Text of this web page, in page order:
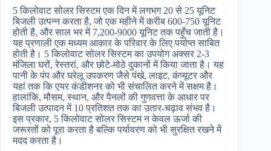
5 किलोवाट सोलर सिस्टम एक दिन में लगभग 20 से 25 यूनिट
बिजली उत्पन्न करता है, जो एक महीने में करीब 600-750 यूनिट
होती है, और साल भर में 7,200-9000 यूनिट तक पहुँच जाती है।
यह प्रणाली एक मध्यम आकार के परिवार के लिए पर्याप्त साबित
होती है। 5 किलोवाट सोलर सिस्टम का उपयोग अक्सर 2-3
मंजिला घरों, रेस्तरां, और छोटे-मोठे दुकानों में किया जाता है। यह
पानी के पंप और घरेलू उपकरण जैसे पंखे, लाइट, कंप्यूटर और
यहां तक कि एयर कंडीशनर को भी संचालित करने में सक्षम है।
हालांकि, मौसम, स्थान, और पैनलों की गुणवत्ता के आधार पर
बिजली उत्पादन में 10 प्रतिशत तक का उतार-चढ़ाव संभव है।
इस प्रकार, 5 किलोवाट सोलर सिस्टम न केवल ऊर्जा की
जरूरतों को पूरा करता है बल्कि पर्यावरण को भी सुरक्षित रखने में
मदद करता है।